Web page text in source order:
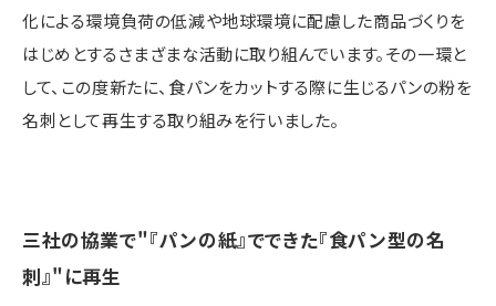
化による環境負荷の低減や地球環境に配慮した商品づくりを
はじめとするさまざまな活動に取り組んでいます。その一環と
して、この度新たに、食パンをカットする際に生じるパンの粉を
名刺として再生する取り組みを行いました。
三社の協業で"『パンの紙』でできた『食パン型の名
刺』"に再生